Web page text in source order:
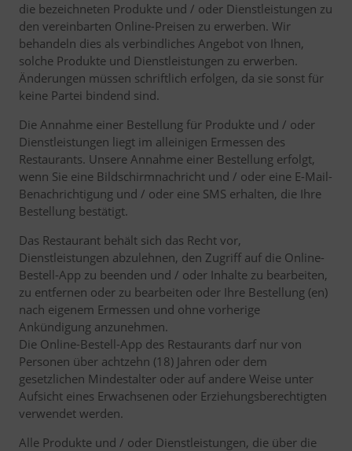
die bezeichneten Produkte und / oder Dienstleistungen zu
den vereinbarten Online-Preisen zu erwerben. Wir
behandeln dies als verbindliches Angebot von Ihnen,
solche Produkte und Dienstleistungen zu erwerben.
Änderungen müssen schriftlich erfolgen, da sie sonst für
keine Partei bindend sind.
Die Annahme einer Bestellung für Produkte und / oder
Dienstleistungen liegt im alleinigen Ermessen des
Restaurants. Unsere Annahme einer Bestellung erfolgt,
wenn Sie eine Bildschirmnachricht und / oder eine E-Mail-
Benachrichtigung und / oder eine SMS erhalten, die Ihre
Bestellung bestätigt.
Das Restaurant behält sich das Recht vor,
Dienstleistungen abzulehnen, den Zugriff auf die Online-
Bestell-App zu beenden und / oder Inhalte zu bearbeiten,
zu entfernen oder zu bearbeiten oder Ihre Bestellung (en)
nach eigenem Ermessen und ohne vorherige
Ankündigung anzunehmen.
Die Online-Bestell-App des Restaurants darf nur von
Personen über achtzehn (18) Jahren oder dem
gesetzlichen Mindestalter oder auf andere Weise unter
Aufsicht eines Erwachsenen oder Erziehungsberechtigten
verwendet werden.
Alle Produkte und / oder Dienstleistungen, die über die